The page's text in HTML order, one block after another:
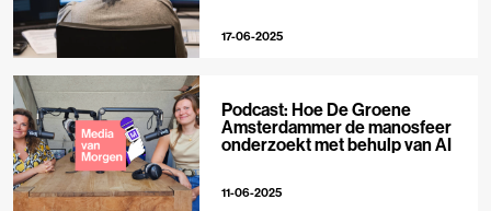
17-06-2025
Podcast: Hoe De Groene
Amsterdammer de manosfeer
onderzoekt met behulp van AI
11-06-2025